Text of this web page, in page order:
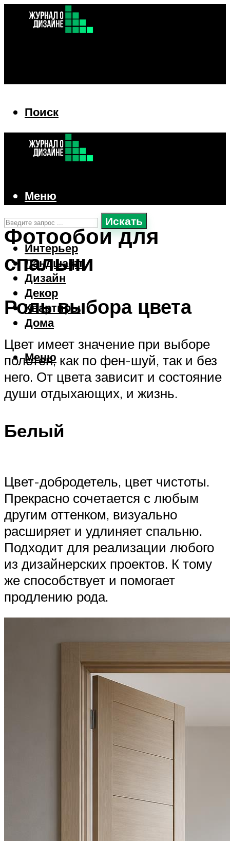
Поиск
Искать
Интерьер
Ландшафт
Дизайн
Декор
Квартиры
Дома
Меню
Меню
Фотообои для
спальни
Роль выбора цвета
Цвет имеет значение при выборе
полотен, как по фен-шуй, так и без
него. От цвета зависит и состояние
души отдыхающих, и жизнь.
Белый
Цвет-добродетель, цвет чистоты.
Прекрасно сочетается с любым
другим оттенком, визуально
расширяет и удлиняет спальню.
Подходит для реализации любого
из дизайнерских проектов. К тому
же способствует и помогает
продлению рода.